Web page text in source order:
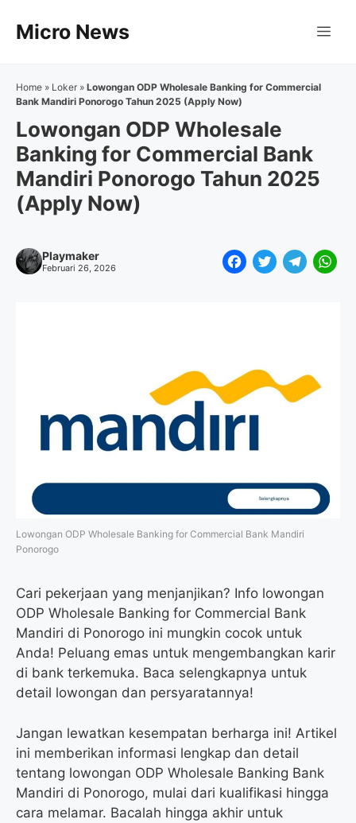
Micro News
Home » Loker » Lowongan ODP Wholesale Banking for Commercial
Bank Mandiri Ponorogo Tahun 2025 (Apply Now)
Lowongan ODP Wholesale
Banking for Commercial Bank
Mandiri Ponorogo Tahun 2025
(Apply Now)
Playmaker
Februari 26, 2026
F
o
o
T
e
T
r
a
W
A
Lowongan ODP Wholesale Banking for Commercial Bank Mandiri
Ponorogo
Cari pekerjaan yang menjanjikan? Info lowongan
ODP Wholesale Banking for Commercial Bank
Mandiri di Ponorogo ini mungkin cocok untuk
Anda! Peluang emas untuk mengembangkan karir
di bank terkemuka. Baca selengkapnya untuk
detail lowongan dan persyaratannya!
Jangan lewatkan kesempatan berharga ini! Artikel
ini memberikan informasi lengkap dan detail
tentang lowongan ODP Wholesale Banking Bank
Mandiri di Ponorogo, mulai dari kualifikasi hingga
cara melamar. Bacalah hingga akhir untuk